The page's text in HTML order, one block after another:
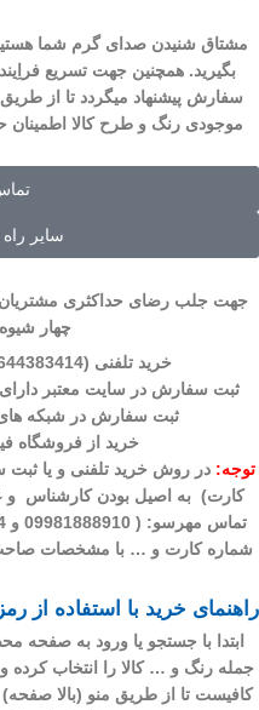
مشتاق شنیدن صدای گرم شما
بگیرید. همچنین جهت تسریع
سفارش پیشنهاد میگردد تا از طریق
موجودی رنگ و طرح کالا
سایر
جهت جلب رضای حداکثری
چهار شیوه
خرید تلفنی (02644383414 –
ثبت سفارش در سایت معتبر دارای
ثبت سفارش در شبکه
خرید از فروشگاه
توجه: در روش خرید تلفنی و یا
کارت) به اصیل بودن کارشناس و
شماره کارت و … با مشخصات صاحب
راهنمای خرید با استفاده از
ابتدا با جستجو یا ورود به
جمله رنگ و … کالا را انتخاب کرده
کافیست تا از طریق منو (بالا صفحه)